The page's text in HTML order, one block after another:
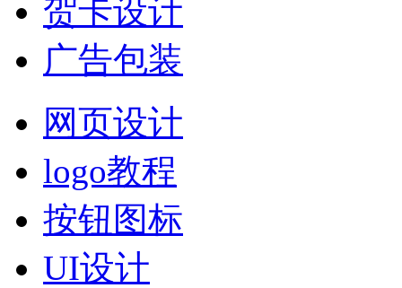
贺卡设计
广告包装
网页设计
logo教程
按钮图标
UI设计